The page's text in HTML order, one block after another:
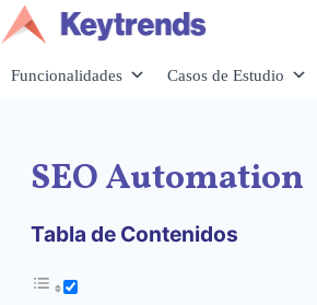
Saltar
al
contenido
Funcionalidades Casos de Estudio
SEO Automation
Tabla de Contenidos